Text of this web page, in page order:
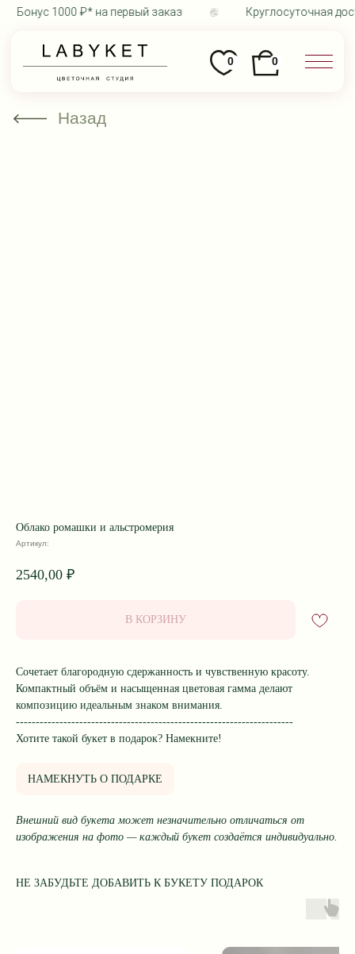
Бонус 1000 ₽* на первый заказ Круглосуточная
Назад
Облако ромашки и альстромерия
Артикул:
2540,00 ₽
В КОРЗИНУ
Сочетает благородную сдержанность и чувственную красоту.
Компактный объём и насыщенная цветовая гамма делают
композицию идеальным знаком внимания.
----------------------------------------------------------------------
Хотите такой букет в подарок? Намекните!
НАМЕКНУТЬ О ПОДАРКЕ
Внешний вид букета может незначительно отличаться от
изображения на фото — каждый букет создаётся индивидуально.
НЕ ЗАБУДЬТЕ ДОБАВИТЬ К БУКЕТУ ПОДАРОК